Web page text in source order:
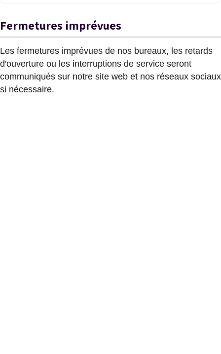
Fermetures imprévues
Les fermetures imprévues de nos bureaux, les retards
d'ouverture ou les interruptions de service seront
communiqués sur notre site web et nos réseaux sociaux
si nécessaire.